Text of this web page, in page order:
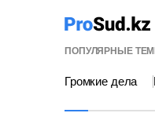
ПОПУЛЯРНЫЕ
Громкие дела